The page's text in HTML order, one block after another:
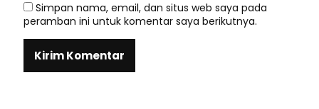
Simpan nama, email, dan situs web saya pada
peramban ini untuk komentar saya berikutnya.